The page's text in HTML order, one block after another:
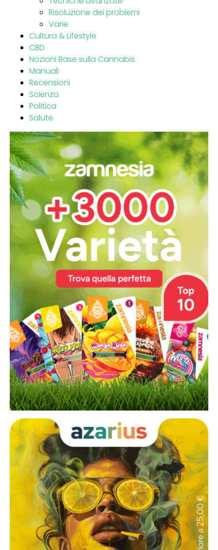
Risoluzione dei problemi
Varie
Cultura & Lifestyle
CBD
Nozioni Base sulla Cannabis
Manuali
Recensioni
Scienza
Politica
Salute